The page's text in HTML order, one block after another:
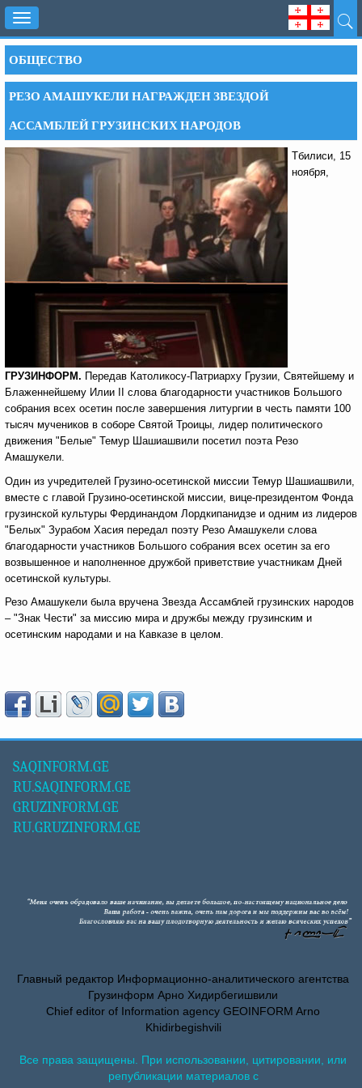
Toggle
navigation
ОБЩЕСТВО
РЕЗО АМАШУКЕЛИ НАГРАЖДЕН ЗВЕЗДОЙ
АССАМБЛЕЙ ГРУЗИНСКИХ НАРОДОВ
Тбилиси, 15
ноября,
ГРУЗИНФОРМ. Передав Католикосу-Патриарху Грузии, Святейшему и
Блаженнейшему Илии II слова благодарности участников Большого
собрания всех осетин после завершения литургии в честь памяти 100
тысяч мучеников в соборе Святой Троицы, лидер политического
движения "Белые" Темур Шашиашвили посетил поэта Резо
Амашукели.
Один из учредителей Грузино-осетинской миссии Темур Шашиашвили,
вместе с главой Грузино-осетинской миссии, вице-президентом Фонда
грузинской культуры Фердинандом Лордкипанидзе и одним из лидеров
"Белых" Зурабом Хасия передал поэту Резо Амашукели слова
благодарности участников Большого собрания всех осетин за его
возвышенное и наполненное дружбой приветствие участникам Дней
осетинской культуры.
Резо Амашукели была вручена Звезда Ассамблей грузинских народов
– "Знак Чести" за миссию мира и дружбы между грузинским и
осетинским народами и на Кавказе в целом.
SAQINFORM.GE
RU.SAQINFORM.GE
GRUZINFORM.GE
RU.GRUZINFORM.GE
Главный редактор Информационно-аналитического агентства
Грузинформ Арно Хидирбегишвили
Chief editor of Information agency GEOINFORM Arno
Khidirbegishvili
Все права защищены. При использовании, цитировании, или
републикации материалов с